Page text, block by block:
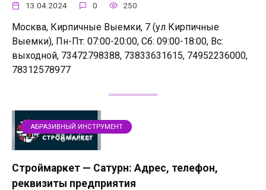
13.04.2024 0 250
Москва, Кирпичные Выемки, 7 (ул Кирпичные
Выемки), Пн-Пт: 07:00-20:00, Сб: 09:00-18:00, Вс:
выходной, 73472798388, 73833631615, 74952236000,
78312578977
АБРАЗИВНЫЙ ИНСТРУМЕНТ
Строймаркет — Сатурн: Адрес, телефон,
реквизиты предприятия